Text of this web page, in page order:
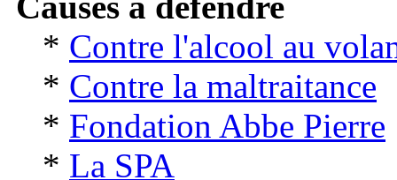
* Contre l'alcool au
* Contre la maltraitance
* Fondation Abbe Pierre
* La SPA